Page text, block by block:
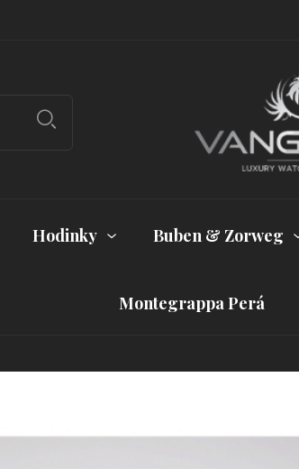
Hodinky Buben & Zorweg
Montegrappa Perá